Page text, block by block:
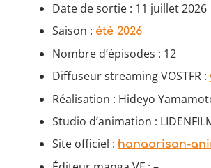
Date de sortie : 11 juillet 2026
Saison : été 2026
Nombre d’épisodes : 12
Diffuseur streaming VOSTFR :
Réalisation : Hideyo
Studio d’animation :
Site officiel : hanaorisan-